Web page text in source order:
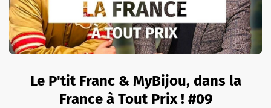
Le P'tit Franc & MyBijou, dans la
France à Tout Prix ! #09